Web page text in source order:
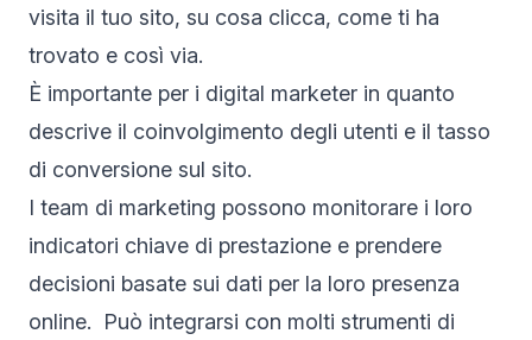
visita il tuo sito, su cosa clicca, come ti ha
trovato e così via.
È importante per i digital marketer in quanto
descrive il coinvolgimento degli utenti e il tasso
di conversione sul sito.
I team di marketing possono monitorare i loro
indicatori chiave di prestazione e prendere
decisioni basate sui dati per la loro presenza
online. Può integrarsi con molti strumenti di